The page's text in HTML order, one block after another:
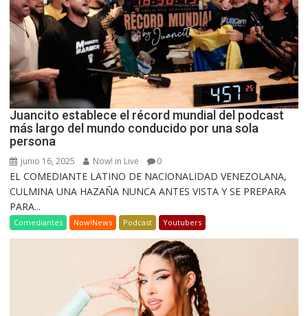
Juancito establece el récord mundial del podcast
más largo del mundo conducido por una sola
persona
junio 16, 2025 Now! in Live 0
EL COMEDIANTE LATINO DE NACIONALIDAD VENEZOLANA,
CULMINA UNA HAZAÑA NUNCA ANTES VISTA Y SE PREPARA
PARA...
Comediantes Now!News Podcast Youtubers